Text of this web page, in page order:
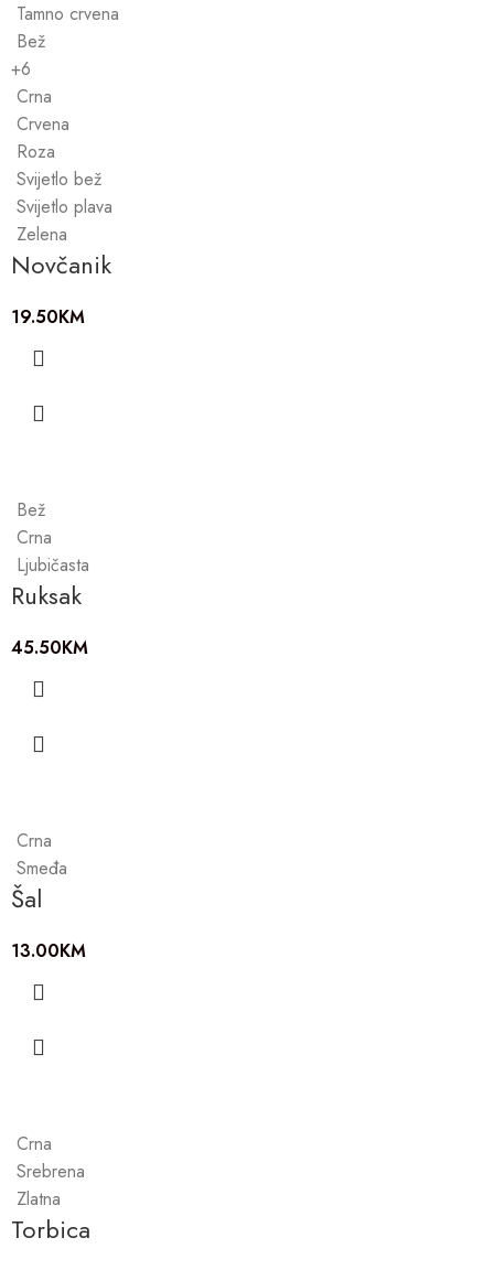
Tamno crvena
Bež
+6
Crna
Crvena
Roza
Svijetlo bež
Svijetlo plava
Zelena
Novčanik
19.50KM
Bež
Crna
Ljubičasta
Ruksak
45.50KM
Crna
Smeđa
Šal
13.00KM
Crna
Srebrena
Zlatna
Torbica